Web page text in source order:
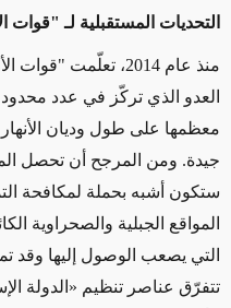
التحديات المستقبلية لـ "قوات
منذ عام 2014،
العدو الذي تركّز في عدد
معظمها على طول وديان
جيدة. ومن المرجح أن تحصل
ستكون أشبه بحملة لمكافحة
المواقع الجبلية والصحراوية
التي يصعب الوصول إليها وقد
تتفرّق عناصر تنظيم «الدولة